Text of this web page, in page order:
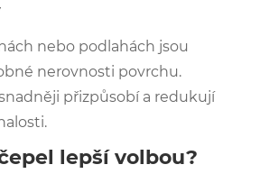
nebo podlahách jsou
nerovnosti povrchu.
přizpůsobí a redukují
lepší volbou?